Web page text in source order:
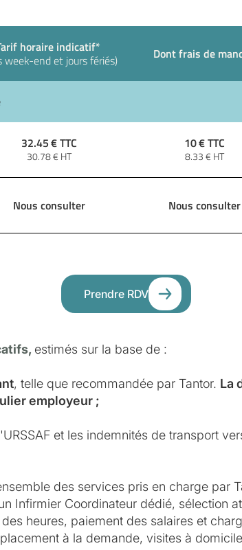
horaire indicatif*
week-end et jours fériés)
Dont frais de
32.45€ TTC
30.78€ HT
10€ TTC
8.33€ HT
Nous consulter Nous consulter
Prendre RDV
estimés sur la base de :
, telle que recommandée par Tantor. La
employeur ;
et les indemnités de transport
des services pris en charge par
Infirmier Coordinateur dédié, sélection
heures, paiement des salaires et
à la demande, visites à